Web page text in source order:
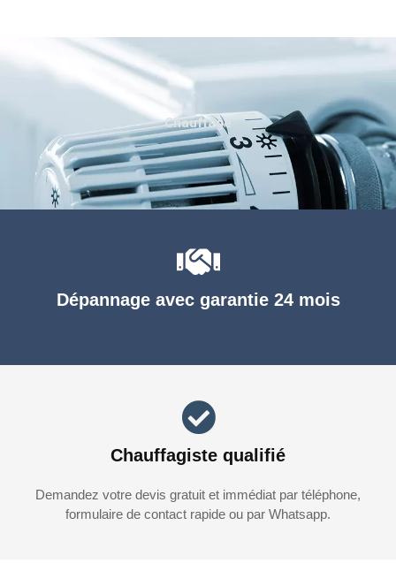
Dépannage avec garantie 24 mois
Chauffagiste qualifié
Demandez votre devis gratuit et immédiat par téléphone,
formulaire de contact rapide ou par Whatsapp.
Chauffage